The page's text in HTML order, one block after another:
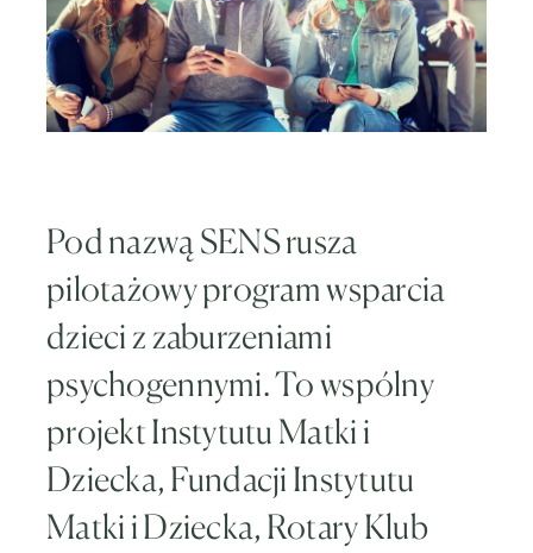
Pod nazwą SENS rusza
pilotażowy program wsparcia
dzieci z zaburzeniami
psychogennymi. To wspólny
projekt Instytutu Matki i
Dziecka, Fundacji Instytutu
Matki i Dziecka, Rotary Klub